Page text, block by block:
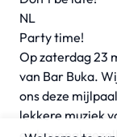
NL
Party time!
Op zaterdag 23
van Bar Buka.
ons deze
lekkere muziek